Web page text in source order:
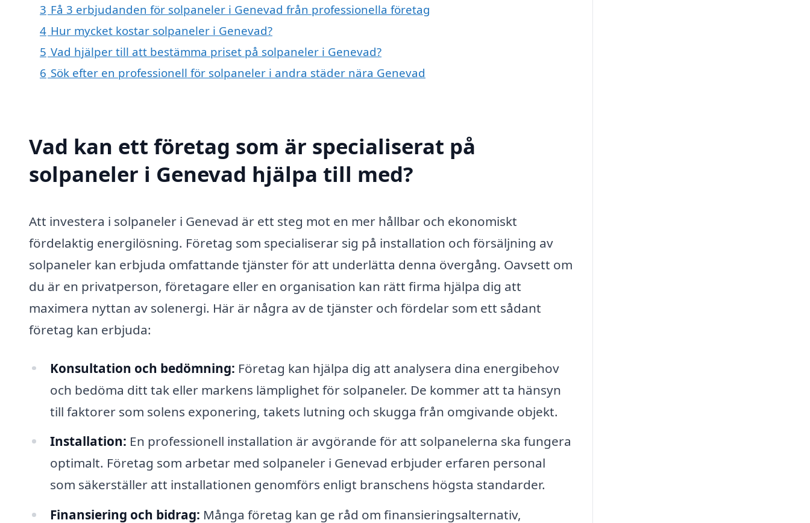
3 Få 3 erbjudanden för solpaneler i Genevad från professionella företag
4 Hur mycket kostar solpaneler i Genevad?
5 Vad hjälper till att bestämma priset på solpaneler i Genevad?
6 Sök efter en professionell för solpaneler i andra städer nära Genevad
Vad kan ett företag som är specialiserat på
solpaneler i Genevad hjälpa till med?
Att investera i solpaneler i Genevad är ett steg mot en mer hållbar och ekonomiskt
fördelaktig energilösning. Företag som specialiserar sig på installation och försäljning av
solpaneler kan erbjuda omfattande tjänster för att underlätta denna övergång. Oavsett om
du är en privatperson, företagare eller en organisation kan rätt firma hjälpa dig att
maximera nyttan av solenergi. Här är några av de tjänster och fördelar som ett sådant
företag kan erbjuda:
Konsultation och bedömning: Företag kan hjälpa dig att analysera dina energibehov
och bedöma ditt tak eller markens lämplighet för solpaneler. De kommer att ta hänsyn
till faktorer som solens exponering, takets lutning och skugga från omgivande objekt.
Installation: En professionell installation är avgörande för att solpanelerna ska fungera
optimalt. Företag som arbetar med solpaneler i Genevad erbjuder erfaren personal
som säkerställer att installationen genomförs enligt branschens högsta standarder.
Finansiering och bidrag: Många företag kan ge råd om finansieringsalternativ,